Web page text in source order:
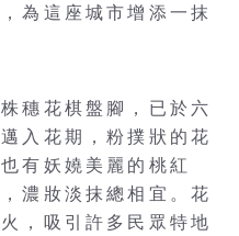
為這座城市增添一抹
穗花棋盤腳，已於六
入花期，粉撲狀的花
有妖嬈美麗的桃紅
濃妝淡抹總相宜。花
，吸引許多民眾特地